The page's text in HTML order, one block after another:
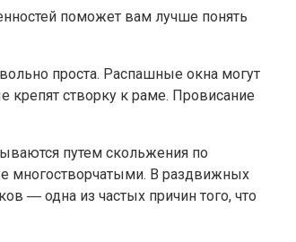
поможет вам лучше понять
проста. Распашные окна могут
створку к раме. Провисание
путем скольжения по
многостворчатыми. В раздвижных
― одна из частых причин того, что